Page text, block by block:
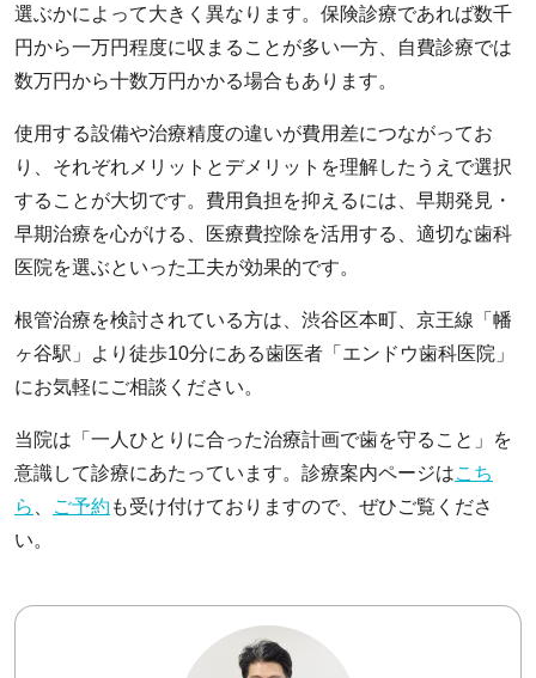
選ぶかによって大きく異なります。保険診療であれば数千
円から一万円程度に収まることが多い一方、自費診療では
数万円から十数万円かかる場合もあります。
使用する設備や治療精度の違いが費用差につながってお
り、それぞれメリットとデメリットを理解したうえで選択
することが大切です。費用負担を抑えるには、早期発見・
早期治療を心がける、医療費控除を活用する、適切な歯科
医院を選ぶといった工夫が効果的です。
根管治療を検討されている方は、渋谷区本町、京王線「幡
ヶ谷駅」より徒歩10分にある歯医者「エンドウ歯科医院」
にお気軽にご相談ください。
当院は「一人ひとりに合った治療計画で歯を守ること」を
意識して診療にあたっています。診療案内ページはこち
ら 、 ご予約 も受け付けておりますので、ぜひご覧くださ
い。